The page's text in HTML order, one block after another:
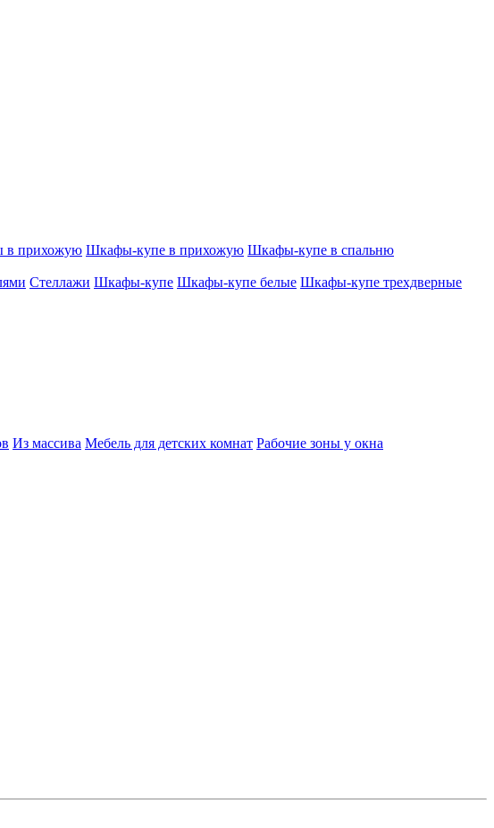
прихожую Шкафы-купе в прихожую Шкафы-купе в спальню
Стеллажи Шкафы-купе Шкафы-купе белые Шкафы-купе трехдверные
Из массива Мебель для детских комнат Рабочие зоны у окна